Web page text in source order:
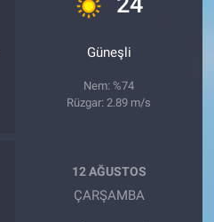
Güneşli
Nem: %74
Rüzgar: 2.89 m/s
12 AĞUSTOS
ÇARŞAMBA